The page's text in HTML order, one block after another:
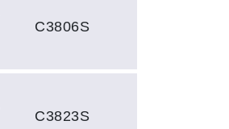
C3806S
C3823S